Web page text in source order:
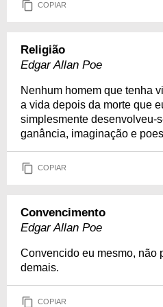
COPIAR
Religião
Edgar Allan Poe
Nenhum homem que tenha
a vida depois da morte que
simplesmente desenvolveu-
ganância, imaginação e
COPIAR
Convencimento
Edgar Allan Poe
Convencido eu mesmo, não
demais.
COPIAR